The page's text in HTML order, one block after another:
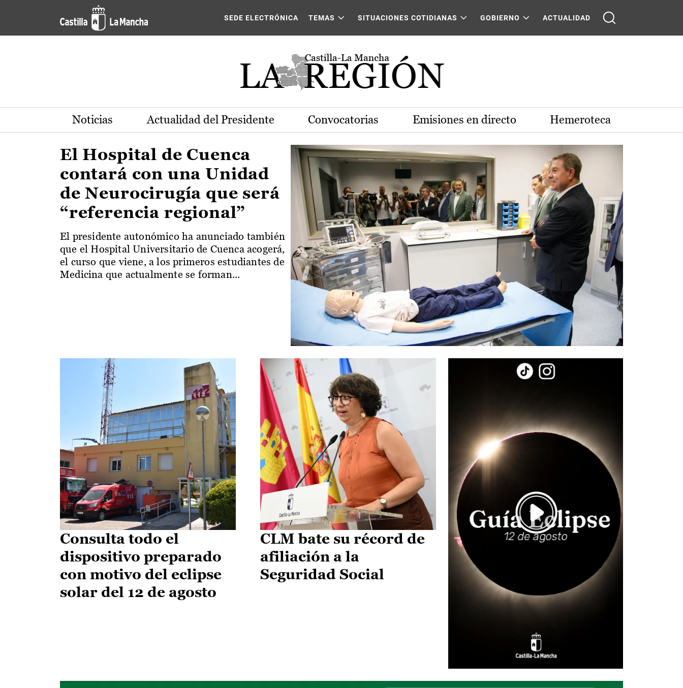
Pasar al contenido principal
Actualidad de la región de Castilla-La Mancha
SEDE ELECTRÓNICA TEMAS SITUACIONES COTIDIANAS GOBIERNO ACTUALIDAD
Noticias Actualidad del Presidente Convocatorias Emisiones en directo Hemeroteca
El Hospital de Cuenca
contará con una Unidad
de Neurocirugía que será
“referencia regional”
El presidente autonómico ha anunciado también
que el Hospital Universitario de Cuenca acogerá,
el curso que viene, a los primeros estudiantes de
Medicina que actualmente se forman...
Consulta todo el
dispositivo preparado
con motivo del eclipse
solar del 12 de agosto
CLM bate su récord de
afiliación a la
Seguridad Social